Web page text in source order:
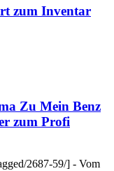
zum Inventar
Zu Mein Benz
zum Profi
2687-59/] - Vom